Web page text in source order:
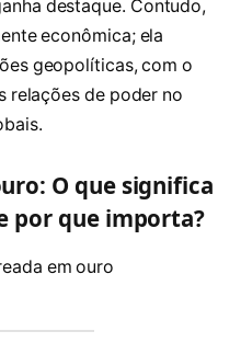
destaque. Contudo,
econômica; ela
geopolíticas, com o
relações de poder no
O que significa
por que importa?
em ouro